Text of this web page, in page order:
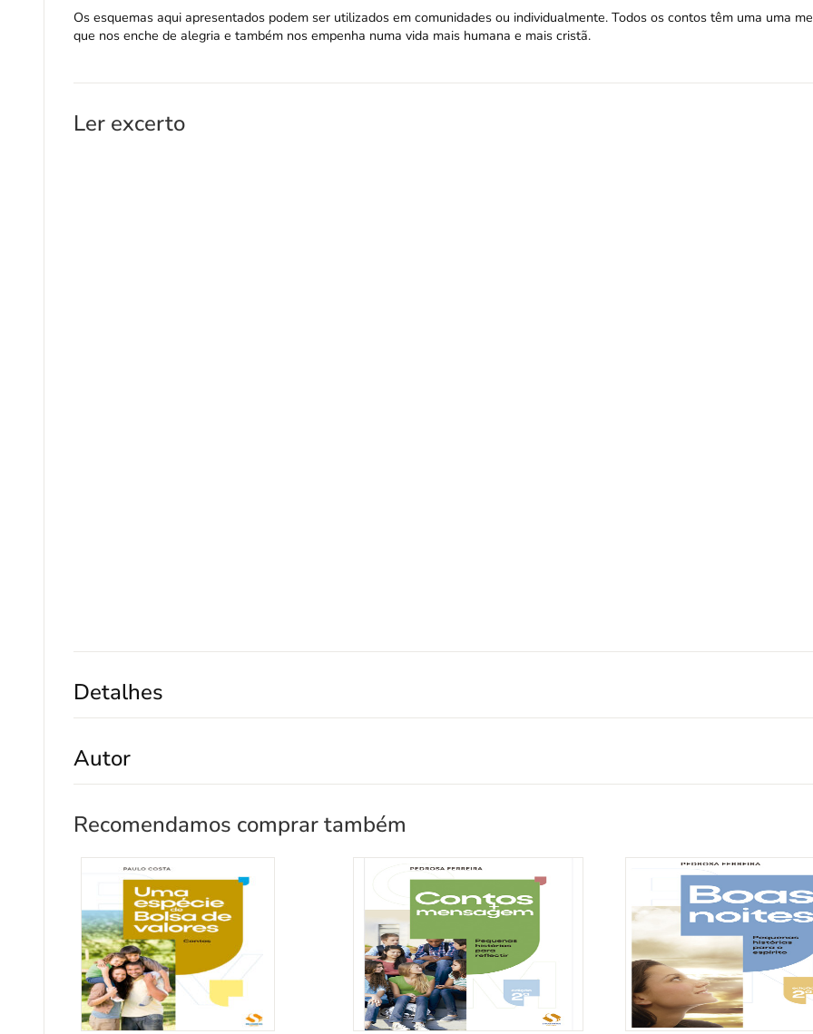
Os esquemas aqui apresentados podem ser utilizados em comunidades ou individualmente. Todos os contos têm uma uma
que nos enche de alegria e também nos empenha numa vida mais humana e mais cristã.
Ler excerto
Detalhes
Autor
Recomendamos comprar também